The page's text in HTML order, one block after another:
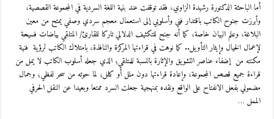
أما الباحثة الدكتورة رشيدة الزاوي، فقد توقفت عند بنية اللغة السردية في المجموعة القصصية،
وأبرزت جنوح الكاتب باقتدار فني وأسلوبي إلى استعمال معجم سردي وصفي يمتح من معين
البلاغة، وعلم البيان خاصة، كما أنه جنح للتكثيف الدلالي تاركا للقارئ/ المتلقي بياضات فسيحة
لإعمال الخيال وإيثار التأويل.. كما نوهت في قراءتها المركزة والنافذة، بامتلاك الكاتب لرؤية فنية
مكنته من إضفاء عناصر التشويق والإثارة بالنسبة للمتلقي؛ الذي جعله أسلوب الكاتب لا يمل من
قراءة جميع قصص المجموعة، وإعادة قراءتها دون ملل أو كلل؛ لما حوته من سحر لفظي؛ وجمال
مضموني بفعل الانفتاح على الواقع ونقده بمنهجية جعلت السرد ممتعا وبعيدا عن النقل الحرفي
الممل …